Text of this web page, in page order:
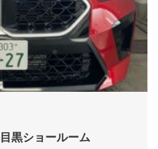
黒ショールーム